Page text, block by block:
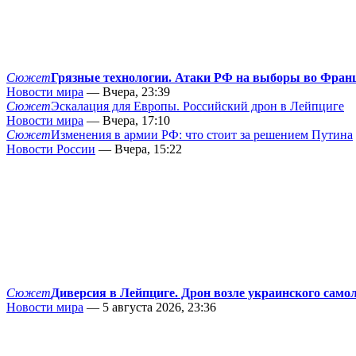
СюжетГрязные технологии. Атаки РФ на выборы во
Новости мира — Вчера, 23:39
СюжетЭскалация для Европы. Российский дрон в Лейпциге
Новости мира — Вчера, 17:10
СюжетИзменения в армии РФ: что стоит за решением Путина
Новости России — Вчера, 15:22
СюжетДиверсия в Лейпциге. Дрон возле украинского
Новости мира — 5 августа 2026, 23:36